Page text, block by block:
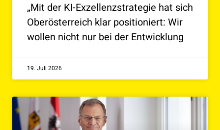
„Mit der KI-Exzellenzstrategie hat sich
Oberösterreich klar positioniert: Wir
wollen nicht nur bei der Entwicklung
19. Juli 2026